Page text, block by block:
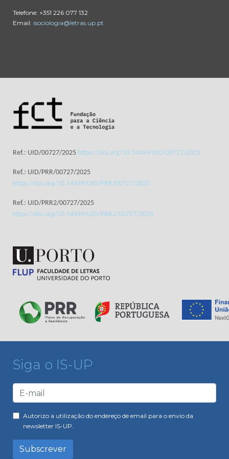
Telefone: +351 226 077 132
Email: isociologia@letras.up.pt
Ref.: UID/00727/2025 https://doi.org/10.54499/UID/00727/2025
Ref.: UID/PRR/00727/2025
https://doi.org/10.54499/UID/PRR/00727/2025
Ref.: UID/PRR2/00727/2025
https://doi.org/10.54499/UID/PRR2/00727/2025
Siga o IS-UP
Autorizo a utilização do endereço de email para o envio da
newsletter IS-UP.